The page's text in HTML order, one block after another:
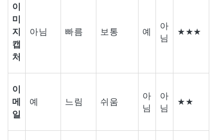
이
미
지
캡
처
아님 빠름 보통 예
아
님
★★★
이
메
일
예 느림 쉬움
아
님
아
님
★★